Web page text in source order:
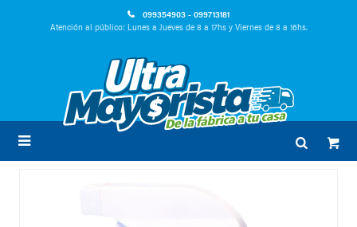
099354903 - 099713181
Atención al público: Lunes a Jueves de 8 a 17hs y Viernes de 8 a 16hs.
